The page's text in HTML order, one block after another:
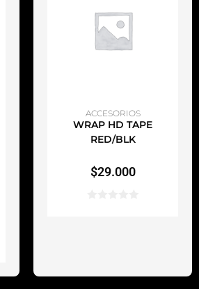
AÑADIR AL CARRITO
ACCESORIOS
WRAP HD TAPE
RED/BLK
$29.000